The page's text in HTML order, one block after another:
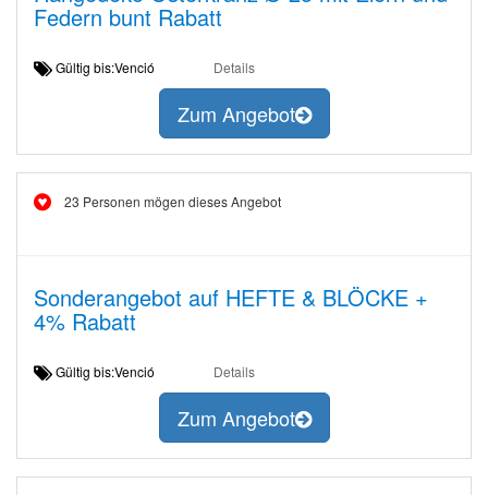
Federn bunt Rabatt
Gültig bis:Venció Details
Zum Angebot
23 Personen mögen dieses Angebot
Sonderangebot auf HEFTE & BLÖCKE +
4% Rabatt
Gültig bis:Venció Details
Zum Angebot